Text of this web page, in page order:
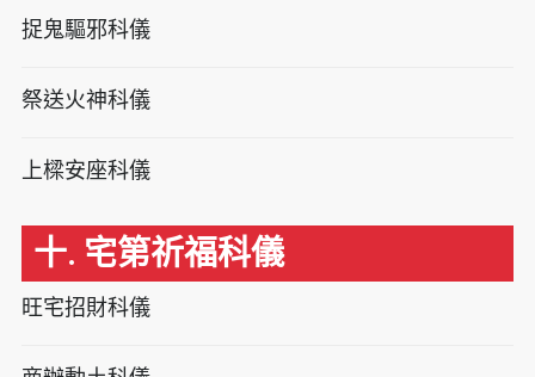
捉鬼驅邪科儀
祭送火神科儀
上樑安座科儀
十. 宅第祈福科儀
旺宅招財科儀